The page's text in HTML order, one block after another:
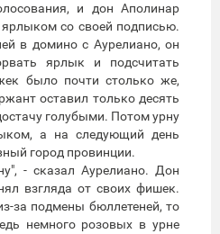
и дон Аполинар
со своей подписью.
в домино с Аурелиано, он
ярлык и подсчитать
было почти столько же,
оставил только десять
голубыми. Потом урну
а на следующий день
город провинции.
- сказал Аурелиано. Дон
взгляда от своих фишек.
за подмены бюллетеней, то
немного розовых в урне